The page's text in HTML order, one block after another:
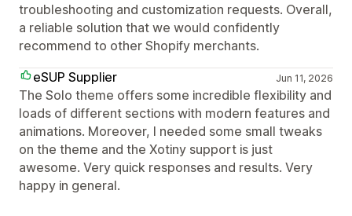
troubleshooting and customization requests. Overall,
a reliable solution that we would confidently
recommend to other Shopify merchants.
eSUP Supplier
Jun 11, 2026
The Solo theme offers some incredible flexibility and
loads of different sections with modern features and
animations. Moreover, I needed some small tweaks
on the theme and the Xotiny support is just
awesome. Very quick responses and results. Very
happy in general.